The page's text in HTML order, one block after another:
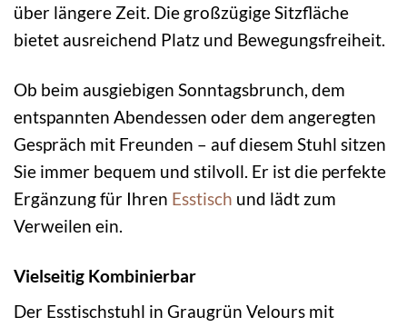
über längere Zeit. Die großzügige Sitzfläche
bietet ausreichend Platz und Bewegungsfreiheit.
Ob beim ausgiebigen Sonntagsbrunch, dem
entspannten Abendessen oder dem angeregten
Gespräch mit Freunden – auf diesem Stuhl sitzen
Sie immer bequem und stilvoll. Er ist die perfekte
Ergänzung für Ihren Esstisch und lädt zum
Verweilen ein.
Vielseitig Kombinierbar
Der Esstischstuhl in Graugrün Velours mit